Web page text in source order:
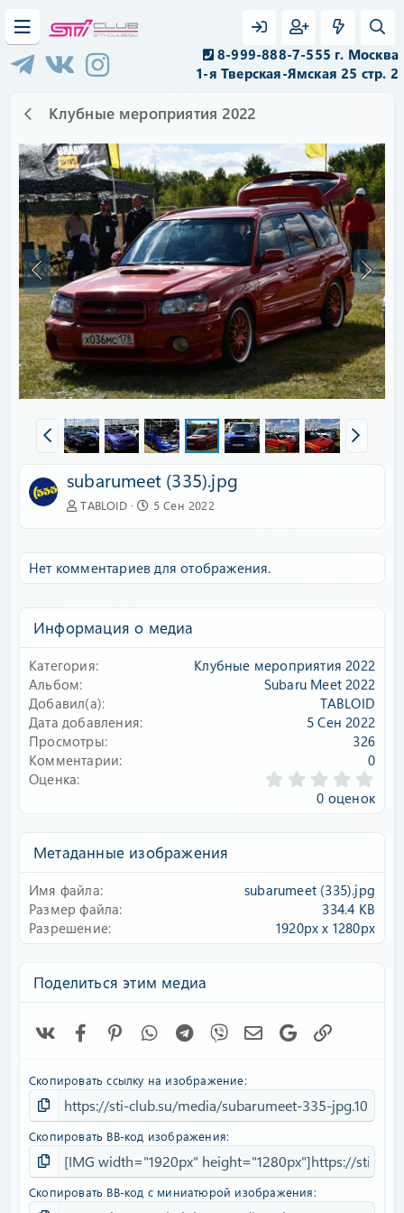
8-999-888-7-555 г. Москва
1-я Тверская-Ямская 25 стр. 2
Клубные мероприятия 2022
subarumeet (335).jpg
TABLOID 5 Сен 2022
Нет комментариев для отображения.
Информация о медиа
Категория
Клубные мероприятия 2022
Альбом
Subaru Meet 2022
Добавил(а)
TABLOID
Дата добавления
5 Сен 2022
Просмотры
326
Комментарии
0
Оценка
.
0 оценок
Метаданные изображения
Имя файла
subarumeet (335).jpg
Размер файла
334.4 KB
Разрешение
1920px x 1280px
Поделиться этим медиа
FacebookPinterestWhatsAppTelegram
Viber Электронная почта
Google
Скопировать ссылку на изображение
Скопировать BB-код изображения
Скопировать BB-код с миниатюрой изображения